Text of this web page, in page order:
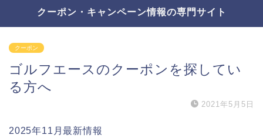
クーポン・キャンペーン情報の専門サイト
クーポン
ゴルフエースのクーポンを探してい
る方へ
2021年5月5日
2025年11月最新情報